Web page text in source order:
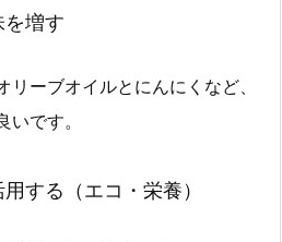
増す
ーブオイルとにんにくなど、
です。
する（エコ・栄養）